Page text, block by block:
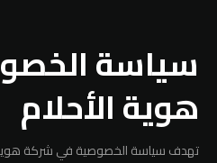
سياسة
هوية الأحلام
تهدف سياسة الخصوصية في شركة هوية